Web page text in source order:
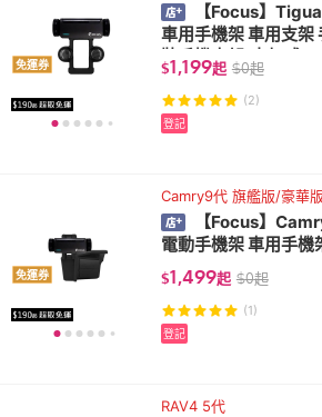
免運券
【Focus】
車用手機架 車用支架
裝手機支架/卡扣式/vw
$1,199起 $0起
(2)
登記
免運券
Camry9代 旗艦版/豪華版
【Focus】
電動手機架 車用手機
toyota
$1,499起 $0起
(1)
登記
RAV4 5代